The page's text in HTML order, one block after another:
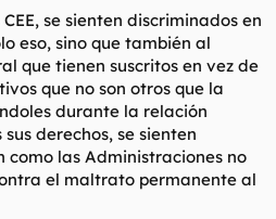
se sienten discriminados en
eso, sino que también al
que tienen suscritos en vez de
que no son otros que la
durante la relación
derechos, se sienten
las Administraciones no
el maltrato permanente al